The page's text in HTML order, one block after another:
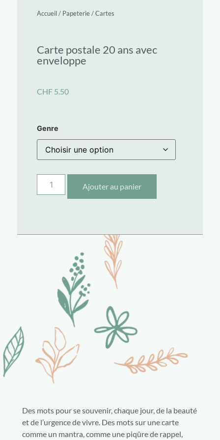
Accueil/ Papeterie/Cartes
Carte postale 20 ans avec
enveloppe
CHF 5.50
Genre
Ajouter au panier
Des mots pour se souvenir, chaque jour, de la beauté
et de l’urgence de vivre. Des mots sur une carte
comme un mantra, comme une piqûre de rappel,